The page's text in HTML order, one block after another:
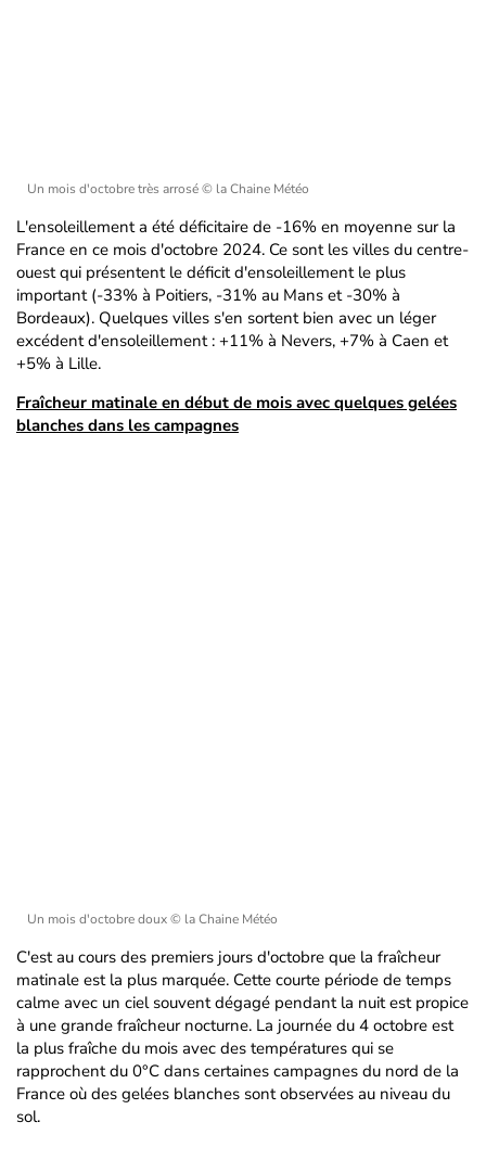
Un mois d'octobre très arrosé© la Chaine Météo
L'ensoleillement a été déficitaire de -16% en moyenne sur la
France en ce mois d'octobre 2024. Ce sont les villes du centre-
ouest qui présentent le déficit d'ensoleillement le plus
important (-33% à Poitiers, -31% au Mans et -30% à
Bordeaux). Quelques villes s'en sortent bien avec un léger
excédent d'ensoleillement : +11% à Nevers, +7% à Caen et
+5% à Lille.
Fraîcheur matinale en début de mois avec quelques gelées
blanches dans les campagnes
Un mois d'octobre doux© la Chaine Météo
C'est au cours des premiers jours d'octobre que la fraîcheur
matinale est la plus marquée. Cette courte période de temps
calme avec un ciel souvent dégagé pendant la nuit est propice
à une grande fraîcheur nocturne. La journée du 4 octobre est
la plus fraîche du mois avec des températures qui se
rapprochent du 0°C dans certaines campagnes du nord de la
France où des gelées blanches sont observées au niveau du
sol.